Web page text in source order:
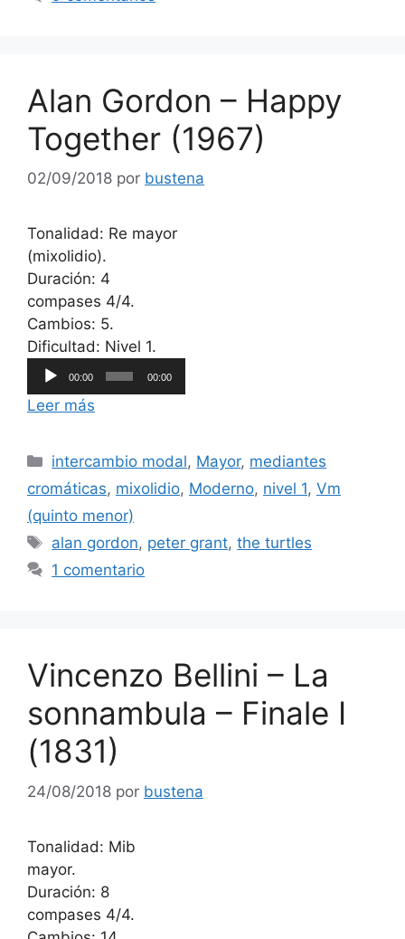
Alan Gordon – Happy
Together (1967)
02/09/2018 por bustena
Tonalidad: Re mayor
(mixolidio).
Duración: 4
compases 4/4.
Cambios: 5.
Dificultad: Nivel 1.
audio
00:00 00:00
Leer más
Categorías
intercambio modal, Mayor, mediantes
cromáticas, mixolidio, Moderno, nivel 1, Vm
(quinto menor)
Etiquetas
alan gordon, peter grant,the turtles
1 comentario
Vincenzo Bellini – La
sonnambula – Finale I
(1831)
24/08/2018 por bustena
Tonalidad: Mib
mayor.
Duración: 8
compases 4/4.